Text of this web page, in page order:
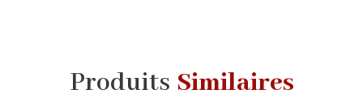
Produits Similaires